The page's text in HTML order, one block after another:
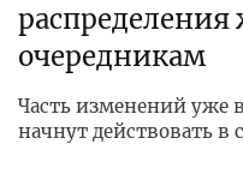
очередникам
Часть изменений уже
начнут действовать в